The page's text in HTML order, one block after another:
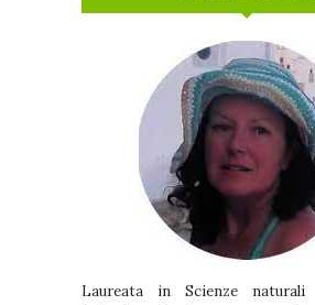
Laureata in Scienze